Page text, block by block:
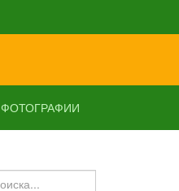
ФОТОГРАФИИ